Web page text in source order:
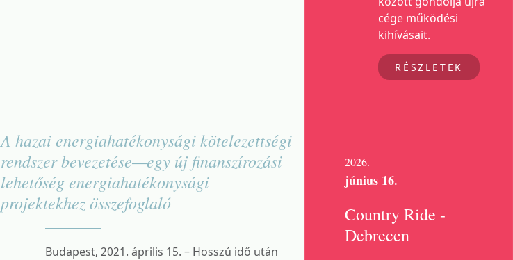
cége működési
kihívásait.
RÉSZLETEK
2026.
június 16.
Country Ride -
Debrecen
A hazai energiahatékonysági kötelezettségi
rendszer bevezetése—egy új finanszírozási
lehetőség energiahatékonysági
projektekhez összefoglaló
Budapest, 2021. április 15. – Hosszú idő után